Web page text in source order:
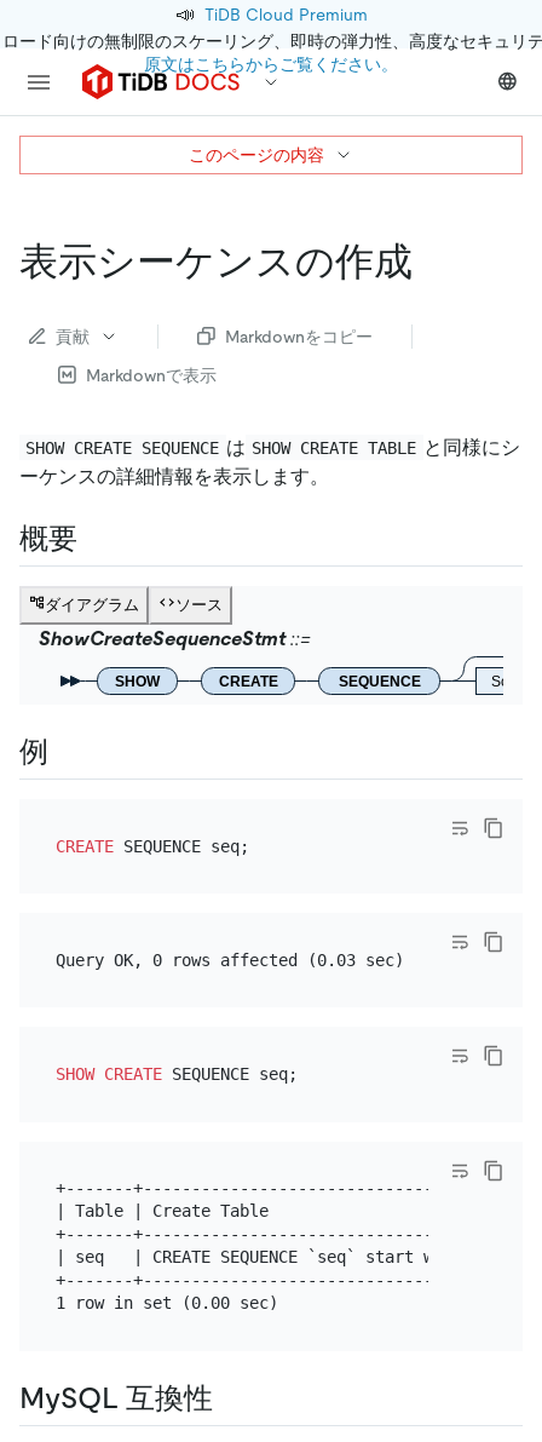
📣 TiDB Cloud Premium
ード向けの無制限のスケーリング、即時の弾力性、高度なセキュリ
原文はこちらからご覧ください。
表示シーケンスの作成
貢献
Markdownをコピー
Markdownで表示
SHOW CREATE SEQUENCE は SHOW CREATE TABLE と同様にシ
ーケンスの詳細情報を表示します。
概要
ダイアグラム ソース
ShowCreateSequenceStmt
SHOW CREATE SEQUENCE
例
CREATE
SHOW CREATE
+-------
| Table | Create Table
+-------
| seq   | CREATE SEQUENCE `seq` start with 1
+-------
MySQL 互換性
このページの内容